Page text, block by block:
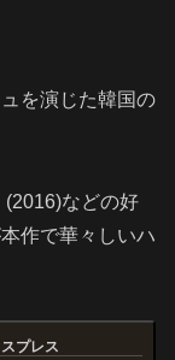
を演じた韓国の
などの好
作で華々しいハ
プレス